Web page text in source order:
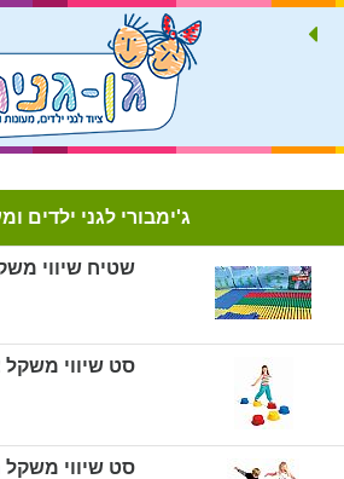
ג'ימבורי לגני ילדים
שטיח שיווי
סט שיווי משקל
סט שיווי